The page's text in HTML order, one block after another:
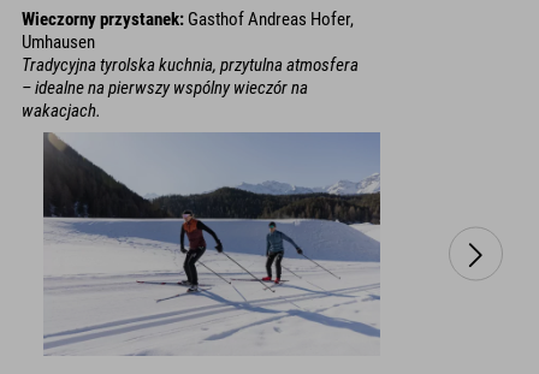
Wieczorny przystanek: Gasthof Andreas Hofer,
Umhausen
Tradycyjna tyrolska kuchnia, przytulna atmosfera
– idealne na pierwszy wspólny wieczór na
wakacjach.